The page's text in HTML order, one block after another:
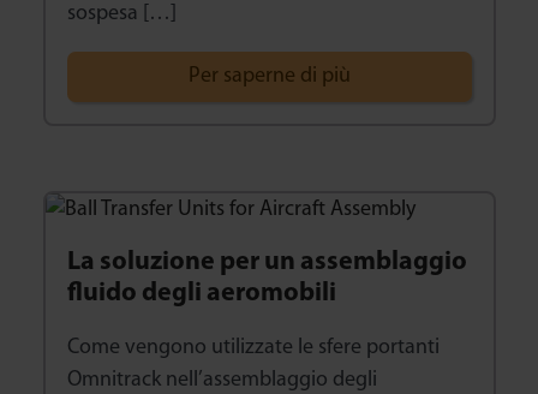
sospesa […]
Per saperne di più
La soluzione per un assemblaggio
fluido degli aeromobili
Come vengono utilizzate le sfere portanti
Omnitrack nell’assemblaggio degli